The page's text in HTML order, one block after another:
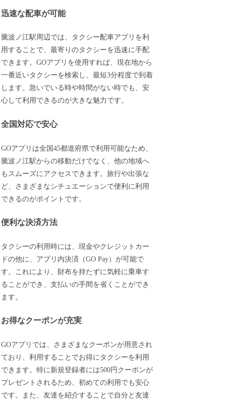
迅速な配車が可能
騰波ノ江駅周辺では、タクシー配車アプリを利
用することで、最寄りのタクシーを迅速に手配
できます。GOアプリを使用すれば、現在地から
一番近いタクシーを検索し、最短3分程度で到着
します。急いでいる時や時間がない時でも、安
心して利用できるのが大きな魅力です。
全国対応で安心
GOアプリは全国45都道府県で利用可能なため、
騰波ノ江駅からの移動だけでなく、他の地域へ
もスムーズにアクセスできます。旅行や出張な
ど、さまざまなシチュエーションで便利に利用
できるのがポイントです。
便利な決済方法
タクシーの利用時には、現金やクレジットカー
ドの他に、アプリ内決済（GO Pay）が可能で
す。これにより、財布を持たずに気軽に乗車す
ることができ、支払いの手間を省くことができ
ます。
お得なクーポンが充実
GOアプリでは、さまざまなクーポンが用意され
ており、利用することでお得にタクシーを利用
できます。特に新規登録者には500円クーポンが
プレゼントされるため、初めての利用でも安心
です。また、友達を紹介することで自分と友達